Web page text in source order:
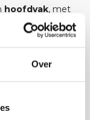
Over
hoofdvak, met
vakkenaan
of kleine
leren